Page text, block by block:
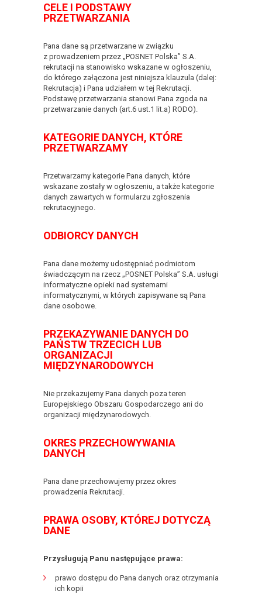
CELE I PODSTAWY
PRZETWARZANIA
Pana dane są przetwarzane w związku
z prowadzeniem przez „POSNET Polska” S.A.
rekrutacji na stanowisko wskazane w ogłoszeniu,
do którego załączona jest niniejsza klauzula (dalej:
Rekrutacja) i Pana udziałem w tej Rekrutacji.
Podstawę przetwarzania stanowi Pana zgoda na
przetwarzanie danych (art.6 ust.1 lit.a) RODO).
KATEGORIE DANYCH, KTÓRE
PRZETWARZAMY
Przetwarzamy kategorie Pana danych, które
wskazane zostały w ogłoszeniu, a także kategorie
danych zawartych w formularzu zgłoszenia
rekrutacyjnego.
ODBIORCY DANYCH
Pana dane możemy udostępniać podmiotom
świadczącym na rzecz „POSNET Polska” S.A. usługi
informatyczne opieki nad systemami
informatycznymi, w których zapisywane są Pana
dane osobowe.
PRZEKAZYWANIE DANYCH DO
PAŃSTW TRZECICH LUB
ORGANIZACJI
MIĘDZYNARODOWYCH
Nie przekazujemy Pana danych poza teren
Europejskiego Obszaru Gospodarczego ani do
organizacji międzynarodowych.
OKRES PRZECHOWYWANIA
DANYCH
Pana dane przechowujemy przez okres
prowadzenia Rekrutacji.
PRAWA OSOBY, KTÓREJ DOTYCZĄ
DANE
Przysługują Panu następujące prawa:
prawo dostępu do Pana danych oraz otrzymania
ich kopii